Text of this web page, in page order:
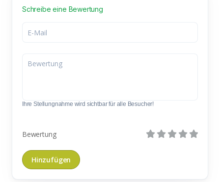
Schreibe eine Bewertung
Ihre Stellungnahme wird sichtbar für alle Besucher!
Bewertung